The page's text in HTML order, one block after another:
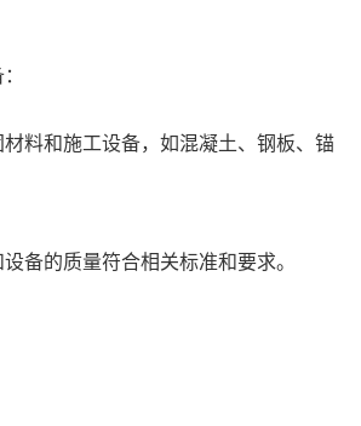
和施工设备，如混凝土、钢板、锚
的质量符合相关标准和要求。